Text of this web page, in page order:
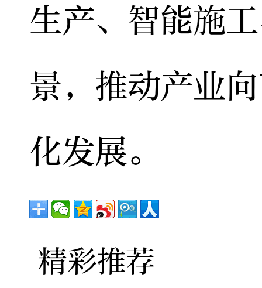
生产、智能施
景，推动产业
化发展。
精彩推荐